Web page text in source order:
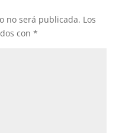
no será publicada. Los
con *